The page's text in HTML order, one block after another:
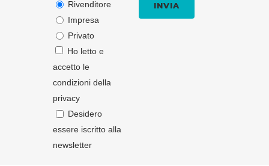
Rivenditore
Impresa
Privato
Ho letto e
accetto le
condizioni della
privacy
Desidero
essere iscritto alla
newsletter